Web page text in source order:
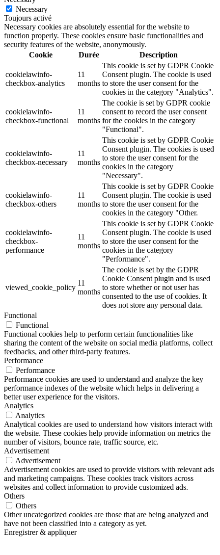
Necessary
Toujours activé
Necessary cookies are absolutely essential for the website to
function properly. These cookies ensure basic functionalities and
security features of the website, anonymously.
Cookie
Durée Description
cookielawinfo-
checkbox-analytics
11
months
This cookie is set by GDPR Cookie
Consent plugin. The cookie is used
to store the user consent for the
cookies in the category "Analytics".
cookielawinfo-
checkbox-functional
11
months
The cookie is set by GDPR cookie
consent to record the user consent
for the cookies in the category
"Functional".
cookielawinfo-
checkbox-necessary
11
months
This cookie is set by GDPR Cookie
Consent plugin. The cookies is used
to store the user consent for the
cookies in the category
"Necessary".
cookielawinfo-
checkbox-others
11
months
This cookie is set by GDPR Cookie
Consent plugin. The cookie is used
to store the user consent for the
cookies in the category "Other.
cookielawinfo-
checkbox-
performance
11
months
This cookie is set by GDPR Cookie
Consent plugin. The cookie is used
to store the user consent for the
cookies in the category
"Performance".
viewed_cookie_policy
11
months
The cookie is set by the GDPR
Cookie Consent plugin and is used
to store whether or not user has
consented to the use of cookies. It
does not store any personal data.
Functional
Functional
Functional cookies help to perform certain functionalities like
sharing the content of the website on social media platforms, collect
feedbacks, and other third-party features.
Performance
Performance
Performance cookies are used to understand and analyze the key
performance indexes of the website which helps in delivering a
better user experience for the visitors.
Analytics
Analytics
Analytical cookies are used to understand how visitors interact with
the website. These cookies help provide information on metrics the
number of visitors, bounce rate, traffic source, etc.
Advertisement
Advertisement
Advertisement cookies are used to provide visitors with relevant ads
and marketing campaigns. These cookies track visitors across
websites and collect information to provide customized ads.
Others
Others
Other uncategorized cookies are those that are being analyzed and
have not been classified into a category as yet.
Enregistrer & appliquer